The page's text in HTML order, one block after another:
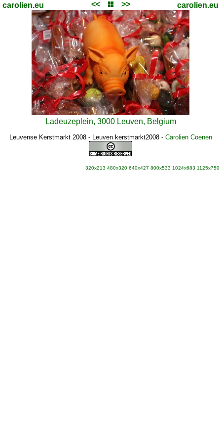
carolien.eu << >> carolien.eu
Ladeuzeplein, 3000 Leuven, Belgium
Leuvense Kerstmarkt 2008 - Leuven kerstmarkt2008- Carolien Coenen
320x213 480x320 640x427 800x533 1024x683 1125x750